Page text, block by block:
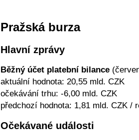
Pražská burza
Hlavní zprávy
Běžný účet platební bilance
aktuální hodnota: 20,55 mld. CZK
očekávání trhu: -6,00 mld. CZK
předchozí hodnota: 1,81 mld. CZK /
Očekávané události